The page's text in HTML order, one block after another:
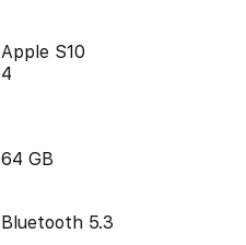
Apple S10
4
64 GB
Bluetooth 5.3